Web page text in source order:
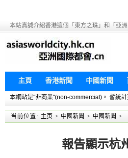
本站真誠介紹香港這個「東方之珠」和「亞洲
主頁 香港新聞 中國新聞
本網站是"非商業"(non-commercial)。 暫統
当前位置: 主页 > 中國新聞 > 中國新聞 >
報告顯示杭